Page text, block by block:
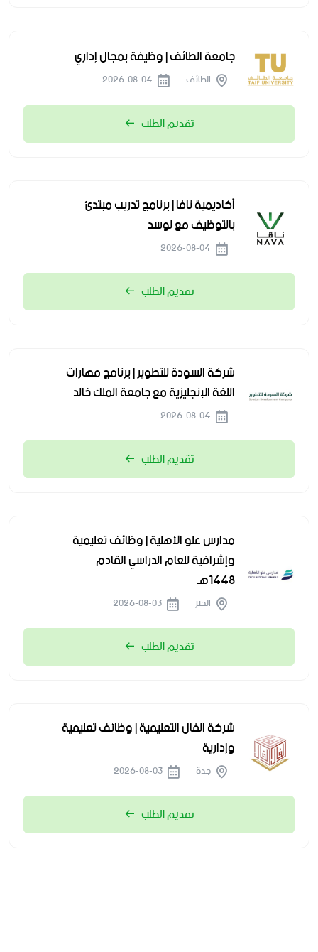
جامعة الطائف | وظيفة بمجال إداري
الطائف
تقديم الطلب
أكاديمية نافا | برنامج تدريب مبتدئ
بالتوظيف مع لوسد
تقديم الطلب
شركة السودة للتطوير | برنامج مهارات
اللغة الإنجليزية مع جامعة الملك خالد
تقديم الطلب
مدارس علو الأهلية | وظائف تعليمية
وإشرافية للعام الدراسي القادم
1448هـ
الخبر
تقديم الطلب
شركة الفال التعليمية | وظائف تعليمية
وإدارية
جدة
تقديم الطلب